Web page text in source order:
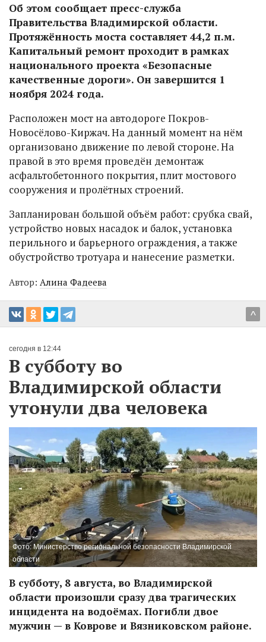
Об этом сообщает пресс-служба
Правительства Владимирской области.
Протяжённость моста составляет 44,2 п.м.
Капитальный ремонт проходит в рамках
национального проекта «Безопасные
качественные дороги». Он завершится 1
ноября 2024 года.
Расположен мост на автодороге Покров-
Новосёлово-Киржач. На данный момент на нём
организовано движение по левой стороне. На
правой в это время проведён демонтаж
асфальтобетонного покрытия, плит мостового
сооружения и пролётных строений.
Запланирован большой объём работ: срубка свай,
устройство новых насадок и балок, установка
перильного и барьерного ограждения, а также
обустройство тротуара и нанесение разметки.
Автор: Алина Фадеева
^
сегодня в 12:44
В субботу во
Владимирской области
утонули два человека
Фото: Министерство региональной безопасности Владимирской
области
В субботу, 8 августа, во Владимирской
области произошли сразу два трагических
инцидента на водоёмах. Погибли двое
мужчин — в Коврове и Вязниковском районе.